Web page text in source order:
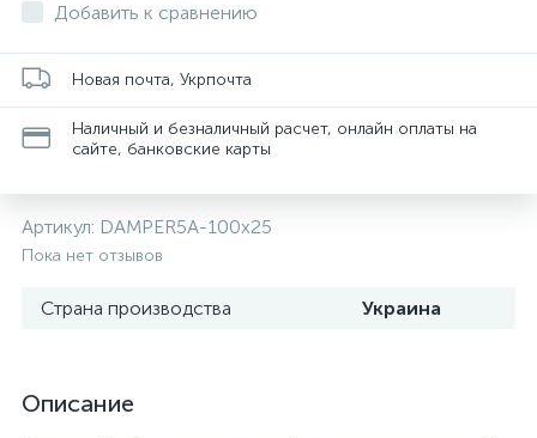
Добавить к сравнению
Новая почта, Укрпочта
Наличный и безналичный расчет, онлайн оплаты на
сайте, банковские карты
Артикул: DAMPER5A-100x25
Пока нет отзывов
Страна производства Украина
Описание